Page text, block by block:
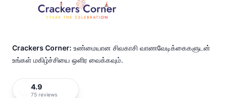
Crackers Corner: உண்மையான சிவகாசி வாணவேடிக்கைகளுடன்
உங்கள் மகிழ்ச்சியை ஒளிர வைக்கவும்.
4.9
75 reviews